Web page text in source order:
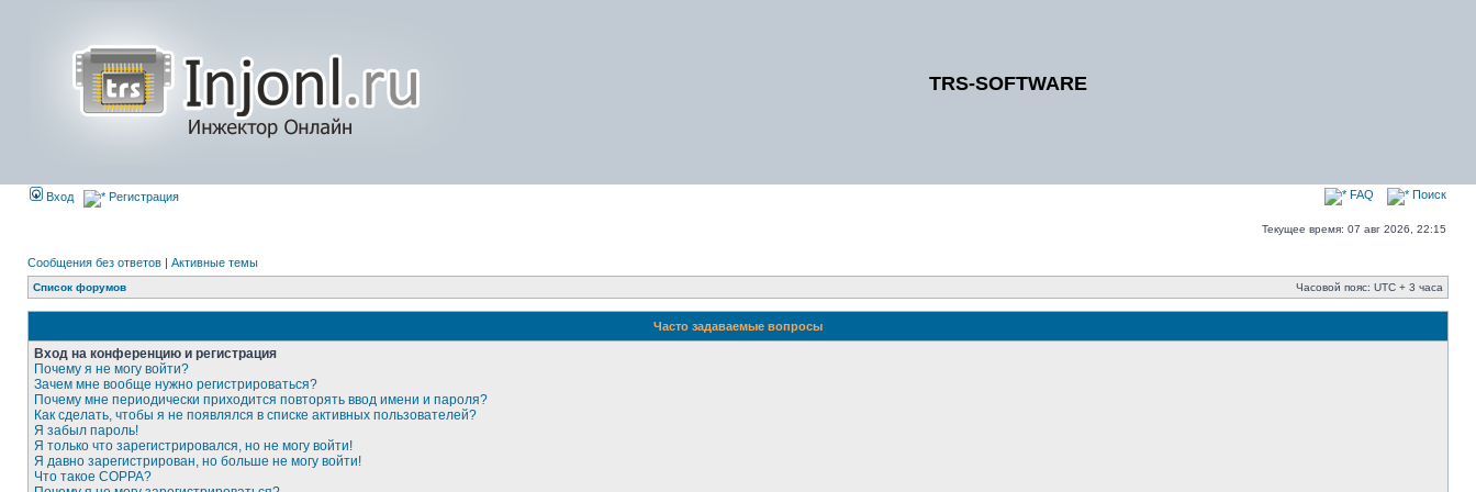
TRS-SOFTWARE
Вход Регистрация FAQ Поиск
Текущее время: 07 авг 2026, 22:15
Сообщения без ответов | Активные темы
Список форумов Часовой пояс: UTC + 3 часа
Часто задаваемые вопросы
Вход на конференцию и регистрация
Почему я не могу войти?
Зачем мне вообще нужно регистрироваться?
Почему мне периодически приходится повторять ввод имени и пароля?
Как сделать, чтобы я не появлялся в списке активных пользователей?
Я забыл пароль!
Я только что зарегистрировался, но не могу войти!
Я давно зарегистрирован, но больше не могу войти!
Что такое COPPA?